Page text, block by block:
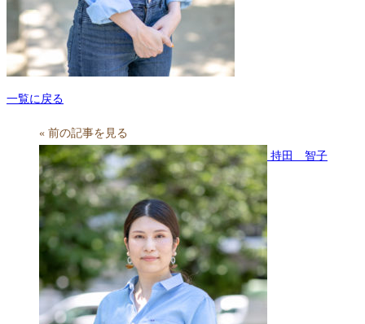
一覧に戻る
« 前の記事を見る
持田 智子